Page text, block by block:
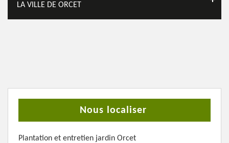
LA VILLE DE ORCET
Nous localiser
Plantation et entretien jardin Orcet